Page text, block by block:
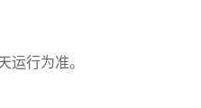
运行为准。